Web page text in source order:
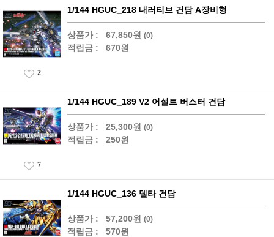
1/144 HGUC_218 내러티브 건담 A장비형
상품가 : 67,850원 (0)
적립금 : 670원
2
1/144 HGUC_189 V2 어설트 버스터 건담
상품가 : 25,300원 (0)
적립금 : 250원
7
1/144 HGUC_136 델타 건담
상품가 : 57,200원 (0)
적립금 : 570원